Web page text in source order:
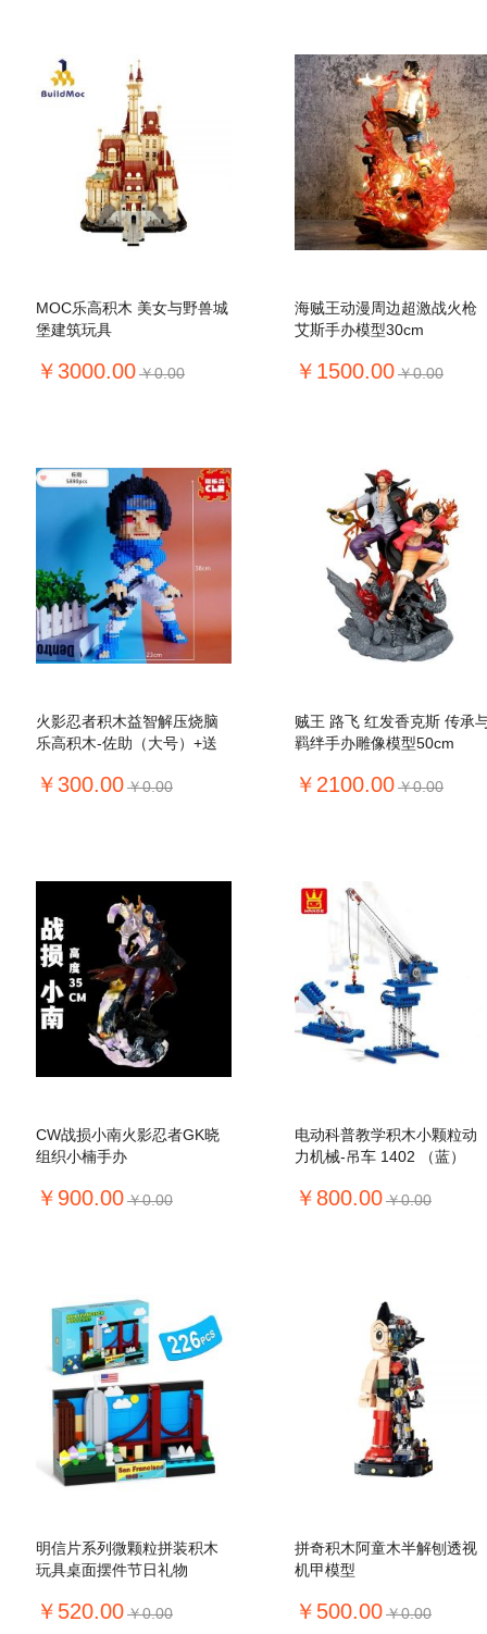
MOC乐高积木 美女与野兽城
堡建筑玩具
￥3000.00￥0.00
海贼王动漫周边超激战火枪
艾斯手办模型30cm
￥1500.00￥0.00
火影忍者积木益智解压烧脑
乐高积木-佐助（大号）+送
￥300.00￥0.00
贼王 路飞 红发香克斯 传承
羁绊手办雕像模型50cm
￥2100.00￥0.00
CW战损小南火影忍者GK晓
组织小楠手办
￥900.00￥0.00
电动科普教学积木小颗粒动
力机械-吊车 1402 （蓝）
￥800.00￥0.00
明信片系列微颗粒拼装积木
玩具桌面摆件节日礼物
￥520.00￥0.00
拼奇积木阿童木半解刨透视
机甲模型
￥500.00￥0.00